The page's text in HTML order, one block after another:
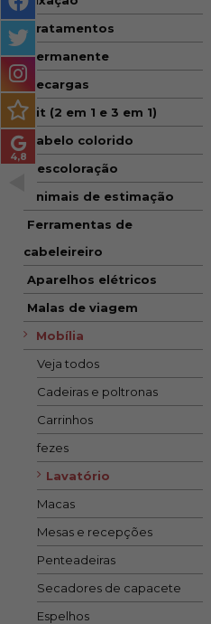
MASCULINO
MÉTODO
ENCARACOLADO
PACOTES DE
OUTLET
BLOG
Tratamentos
Permanente
Recargas
Kit (2 em 1 e 3 em 1)
Cabelo colorido
Descoloração
Animais de estimação
Ferramentas de
cabeleireiro
Aparelhos elétricos
Malas de viagem
Mobília
Veja todos
Cadeiras e poltronas
Carrinhos
fezes
Lavatório
Macas
Mesas e recepções
Penteadeiras
Secadores de capacete
Espelhos